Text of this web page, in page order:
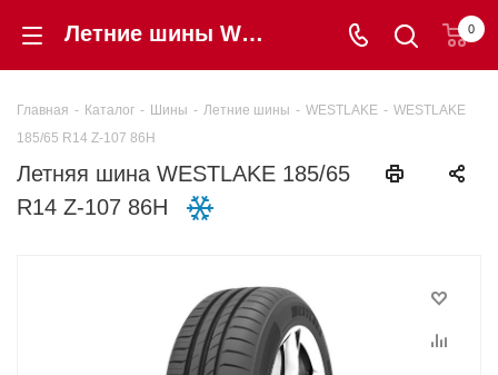
Летние шины WESTLAKE 185/65 R14 Z-107 86H купить в интернет-магазине «Шинторг» в Калининграде 0
Главная - Каталог - Шины - Летние шины - WESTLAKE - WESTLAKE
185/65 R14 Z-107 86H
Летняя шина WESTLAKE 185/65
R14 Z-107 86H